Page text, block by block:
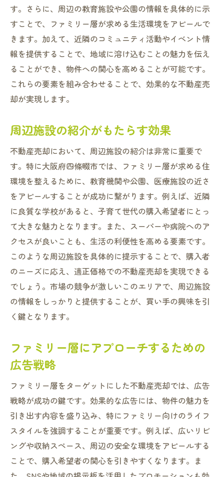
す。さらに、周辺の教育施設や公園の情報を具体的に示
すことで、ファミリー層が求める生活環境をアピールで
きます。加えて、近隣のコミュニティ活動やイベント情
報を提供することで、地域に溶け込むことの魅力を伝え
ることができ、物件への関心を高めることが可能です。
これらの要素を組み合わせることで、効果的な不動産売
却が実現します。
周辺施設の紹介がもたらす効果
不動産売却において、周辺施設の紹介は非常に重要で
す。特に大阪府四條畷市では、ファミリー層が求める住
環境を整えるために、教育機関や公園、医療施設の近さ
をアピールすることが成功に繋がります。例えば、近隣
に良質な学校があると、子育て世代の購入希望者にとっ
て大きな魅力となります。また、スーパーや病院へのア
クセスが良いことも、生活の利便性を高める要素です。
このような周辺施設を具体的に提示することで、購入者
のニーズに応え、適正価格での不動産売却を実現できる
でしょう。市場の競争が激しいこのエリアで、周辺施設
の情報をしっかりと提供することが、買い手の興味を引
く鍵となります。
ファミリー層にアプローチするための
広告戦略
ファミリー層をターゲットにした不動産売却では、広告
戦略が成功の鍵です。効果的な広告には、物件の魅力を
引き出す内容を盛り込み、特にファミリー向けのライフ
スタイルを強調することが重要です。例えば、広いリビ
ングや収納スペース、周辺の安全な環境をアピールする
ことで、購入希望者の関心を引きやすくなります。ま